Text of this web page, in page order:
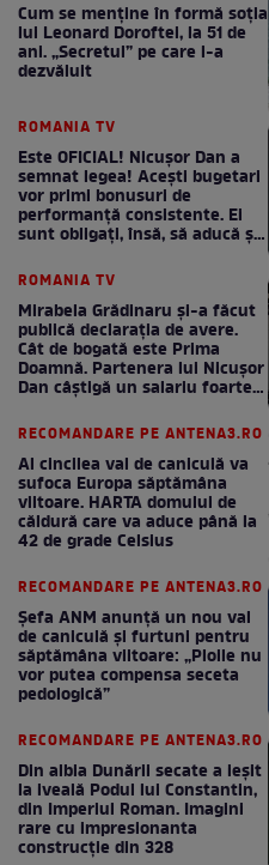
Cum se menţine în formă soţia
lui Leonard Doroftei, la 51 de
ani. „Secretul” pe care l-a
dezvăluit
ROMANIA TV
Este OFICIAL! Nicușor Dan a
semnat legea! Acești bugetari
vor primi bonusuri de
performanță consistente. Ei
sunt obligați, însă, să aducă și
ROMANIA TV
Mirabela Grădinaru și-a făcut
publică declarația de avere.
Cât de bogată este Prima
Doamnă. Partenera lui Nicușor
Dan câștigă un salariu foarte
RECOMANDARE PE ANTENA3.RO
Al cincilea val de caniculă va
sufoca Europa săptămâna
viitoare. HARTA domului de
căldură care va aduce până la
42 de grade Celsius
RECOMANDARE PE ANTENA3.RO
Șefa ANM anunță un nou val
de caniculă și furtuni pentru
săptămâna viitoare: „Ploile nu
vor putea compensa seceta
pedologică”
RECOMANDARE PE ANTENA3.RO
Din albia Dunării secate a ieșit
la iveală Podul lui Constantin,
din Imperiul Roman. Imagini
rare cu impresionanta
construcție din 328